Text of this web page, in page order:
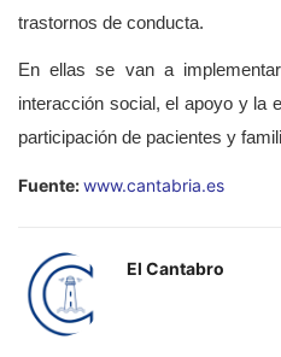
trastornos de conducta.
En ellas se van a
interacción social, el apoyo y la
participación de pacientes y
Fuente:www.cantabria.es
El Cantabro